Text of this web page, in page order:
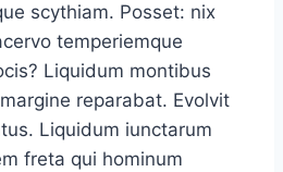
scythiam. Posset: nix
temperiemque
Liquidum montibus
reparabat. Evolvit
Liquidum iunctarum
freta qui hominum